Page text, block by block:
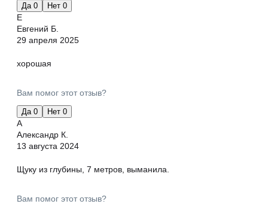
Да 0 Нет 0
Е
Евгений Б.
29 апреля 2025
хорошая
Вам помог этот отзыв?
Да 0 Нет 0
А
Александр К.
13 августа 2024
Щуку из глубины, 7 метров, выманила.
Вам помог этот отзыв?